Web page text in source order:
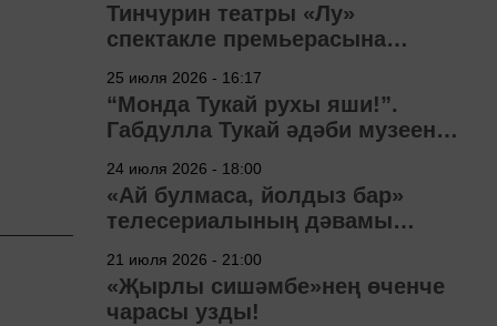
Тинчурин театры «Лу»
спектакле премьерасына
25 июля 2026 - 16:17
“Монда Тукай рухы яши!”.
Габдулла Тукай әдәби музеена
24 июля 2026 - 18:00
«Ай булмаса, йолдыз бар»
телесериалының дәвамы
21 июля 2026 - 21:00
«Җырлы сишәмбе»нең өченче
чарасы узды!